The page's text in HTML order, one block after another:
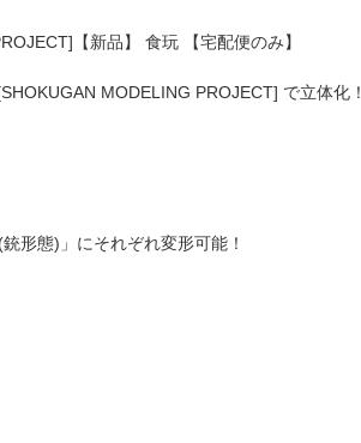
【新品】 食玩 【宅配便のみ】
MODELING PROJECT] で立体化！
形態)」にそれぞれ変形可能！